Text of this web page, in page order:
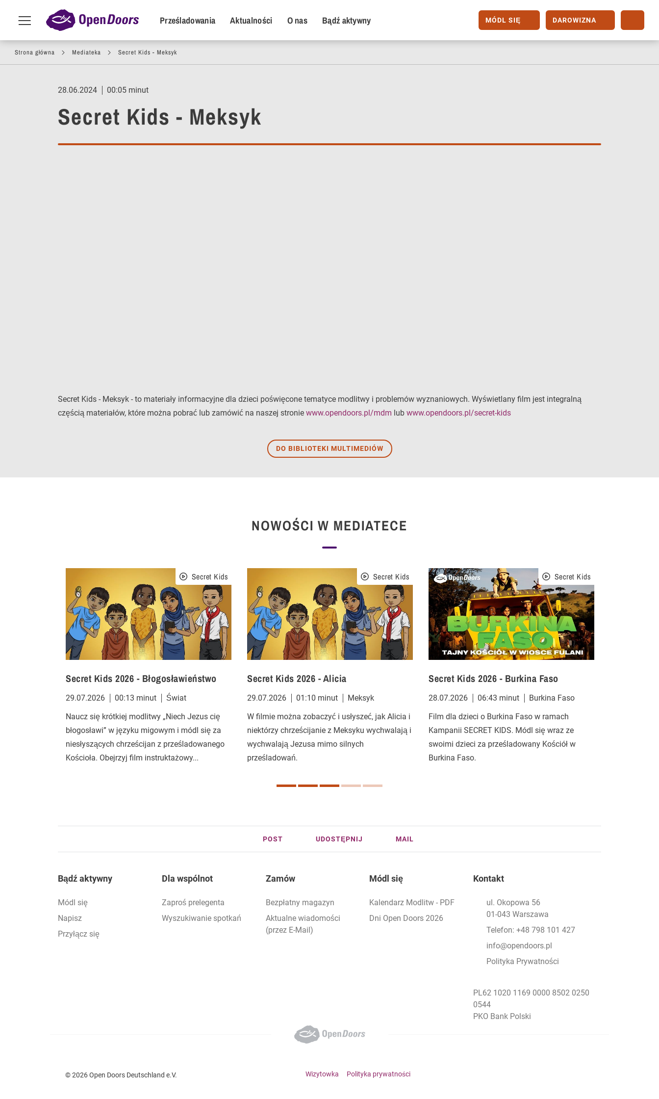
Menu
POI Primary Menu
Prześladowania Aktualności O nas Bądź aktywny MÓDL SIĘ DAROWIZNA
Strona główna Mediateka Secret Kids - Meksyk
28.06.2024 00:05 minut
Secret Kids - Meksyk
Secret Kids - Meksyk - to materiały informacyjne dla dzieci poświęcone tematyce modlitwy i problemów wyznaniowych. Wyświetlany film jest integralną
częścią materiałów, które można pobrać lub zamówić na naszej stronie www.opendoors.pl/mdm lub www.opendoors.pl/secret-kids
DO BIBLIOTEKI MULTIMEDIÓW
NOWOŚCI W MEDIATECE
Secret Kids
Secret Kids 2026 - Błogosławieństwo
29.07.2026 00:13 minut
Świat
Naucz się krótkiej modlitwy „Niech Jezus cię
błogosławi” w języku migowym i módl się za
niesłyszących chrześcijan z prześladowanego
Kościoła. Obejrzyj film instruktażowy...
Secret Kids
Secret Kids 2026 - Alicia
29.07.2026 01:10 minut
Meksyk
W filmie można zobaczyć i usłyszeć, jak Alicia i
niektórzy chrześcijanie z Meksyku wychwalają i
wychwalają Jezusa mimo silnych
prześladowań.
Secret Kids
Secret Kids 2026 - Burkina Faso
28.07.2026 06:43 minut
Burkina Faso
Film dla dzieci o Burkina Faso w ramach
Kampanii SECRET KIDS. Módl się wraz ze
swoimi dzieci za prześladowany Kościół w
Burkina Faso.
POST UDOSTĘPNIJ MAIL
Kontakt
ul. Okopowa 56
01-043 Warszawa
Telefon: +48 798 101 427
info@opendoors.pl
Polityka Prywatności
PL62 1020 1169 0000 8502 0250
0544
PKO Bank Polski
Footer
Bądź aktywny
Módl się
Napisz
Przyłącz się
Dla wspólnot
Zaproś prelegenta
Wyszukiwanie spotkań
Zamów
Bezpłatny magazyn
Aktualne wiadomości
(przez E-Mail)
Módl się
Kalendarz Modlitw - PDF
Dni Open Doors 2026
© 2026 Open Doors Deutschland e.V. Footer bottom menu
Wizytowka Polityka prywatności